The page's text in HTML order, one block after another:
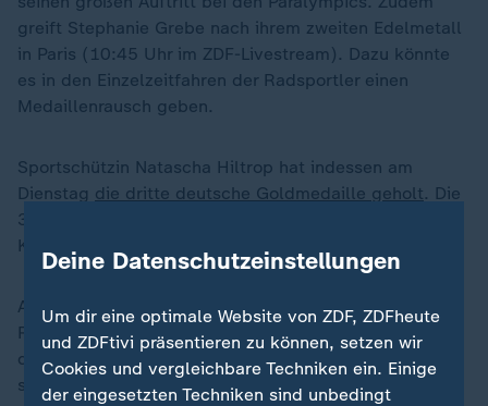
greift Stephanie Grebe nach ihrem zweiten Edelmetall
in Paris (10:45 Uhr im ZDF-Livestream). Dazu könnte
es in den Einzelzeitfahren der Radsportler einen
Medaillenrausch geben.
Sportschützin Natascha Hiltrop hat indessen am
Dienstag die dritte deutsche Goldmedaille geholt. Die
32-Jährige gewann im Dreistellungskampf mit dem
Kleinkaliber.
Außerdem gewann Maurice Schmidt im
Rollstuhlfechten das vierte Gold für Deutschland
den Paralympics. Der 35-Jährige setzte sich
sensationell gegen Titelverteidiger Gilliver durch.
Deine Datenschutzeinstellungen
Um dir eine optimale Website von ZDF, ZDFheute
und ZDFtivi präsentieren zu können, setzen wir
Cookies und vergleichbare Techniken ein. Einige
der eingesetzten Techniken sind unbedingt